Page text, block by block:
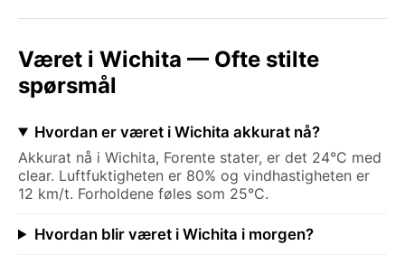
Været i Wichita — Ofte stilte
spørsmål
Hvordan er været i Wichita akkurat nå?
Akkurat nå i Wichita, Forente stater, er det 24°C med
clear. Luftfuktigheten er 80% og vindhastigheten er
12 km/t. Forholdene føles som 25°C.
Hvordan blir været i Wichita i morgen?